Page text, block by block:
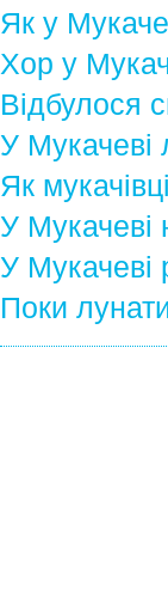
Як у
Хор у
Відбулося
У Мукачеві
Як
У Мукачеві
У Мукачеві
Поки